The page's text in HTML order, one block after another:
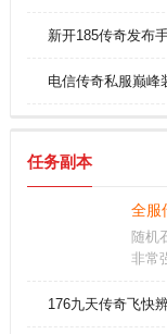
新开185传奇发布
电信传奇私服巅峰
任务副本
全服
随机
非常
事为
176九天传奇飞快